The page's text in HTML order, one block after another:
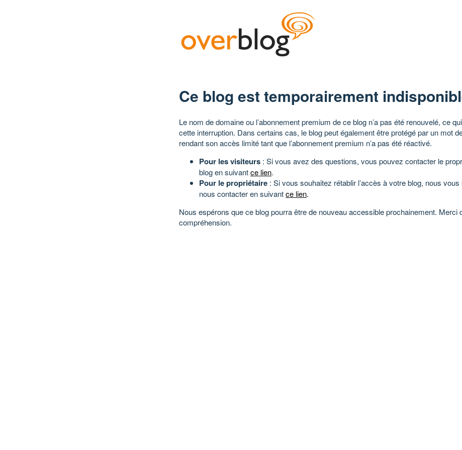
Ce blog est temporairement
Le nom de domaine ou l’abonnement premium de ce blog n’a pas été renouvelé, ce
cette interruption. Dans certains cas, le blog peut également être protégé par un mot
rendant son accès limité tant que l’abonnement premium n’a pas été réactivé.
Pour les visiteurs : Si vous avez des questions, vous pouvez contacter le
blog en suivantce lien.
Pour le propriétaire : Si vous souhaitez rétablir l’accès à votre blog, nous
nous contacter en suivantce lien.
Nous espérons que ce blog pourra être de nouveau accessible prochainement. Merci
compréhension.